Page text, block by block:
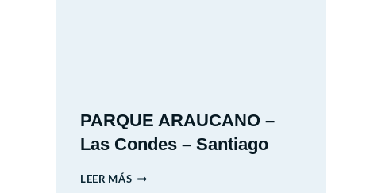
PARQUE ARAUCANO –
Las Condes – Santiago
LEER MÁSPARQUE